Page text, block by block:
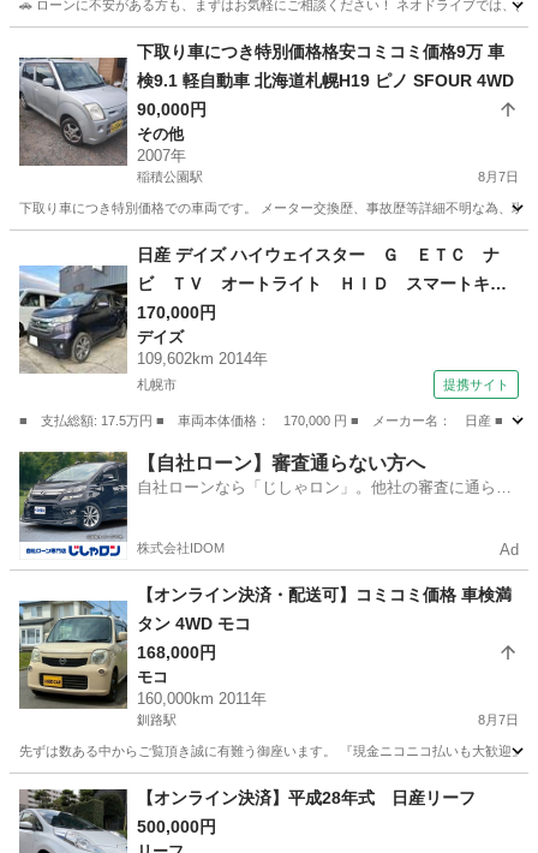
🚗 ローンに不安がある方も、まずはお気軽にご相談ください！ ネオドライブでは、
セレナ ローン
下取り車につき特別価格格安コミコミ価格9万 車
検9.1 軽自動車 北海道札幌H19 ピノ SFOUR 4WD
90,000円
その他
2007年
稲積公園駅 8月7日
下取り車につき特別価格での車両です。 メーター交換歴、事故歴等詳細不明な為、
稲積公園駅 その他 ピノ
日産 デイズ ハイウェイスター Ｇ ＥＴＣ ナ
ビ ＴＶ オートライト ＨＩＤ スマートキ
ー アイドリングストップ 電動格納ミラー ベ
ンチシート ＣＶＴ 盗難防止システム ＡＢ
Ｓ ミュージックプレイヤー接続可 アルミホイ
170,000円
デイズ
109,602km 2014年
札幌市 提携サイト
■ 支払総額: 17.5万円 ■ 車両本体価格： 170,000 円 ■ メーカー名： 日産 ■
北海道 札幌市 デイズ
【自社ローン】審査通らない方へ
自社ローンなら「じしゃロン」。他社の審査に通らな
株式会社IDOM Ad
【オンライン決済・配送可】コミコミ価格 車検満
タン 4WD モコ
168,000円
モコ
160,000km 2011年
釧路駅 8月7日
先ずは数ある中からご覧頂き誠に有難う御座います。 『現金ニコニコ払いも大歓迎
北海道 釧路市 釧路駅 モコ 車両
【オンライン決済】平成28年式 日産リーフ
500,000円